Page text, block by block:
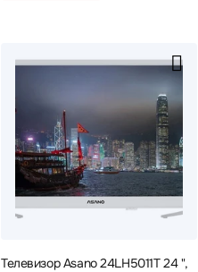
Телевизор Asano 24LH5011T 24 ",